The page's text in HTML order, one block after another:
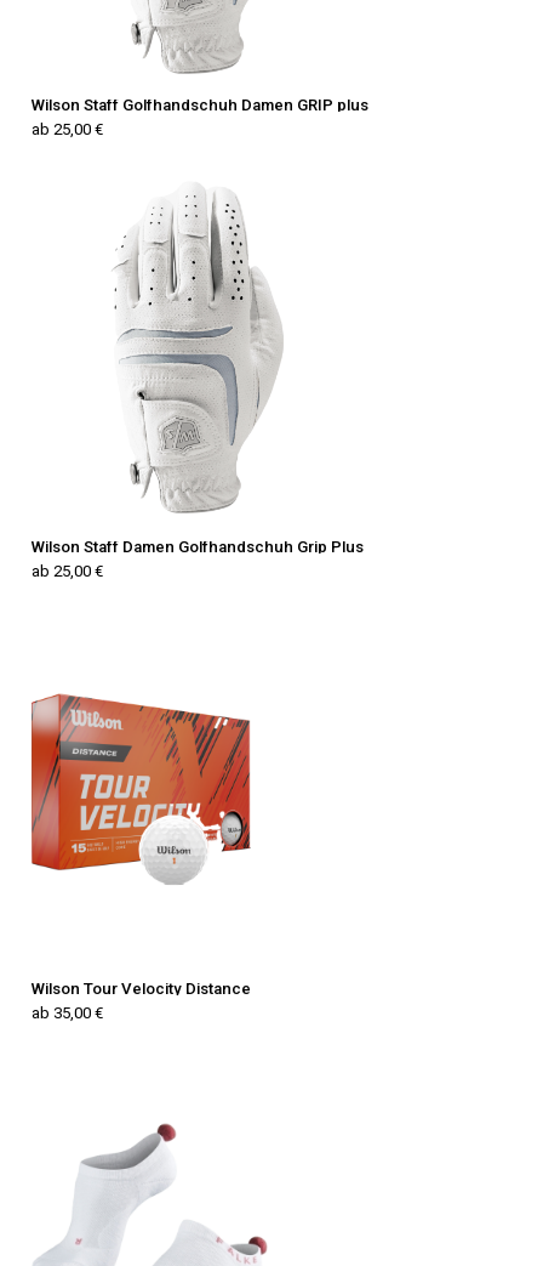
Wilson Staff Golfhandschuh Damen GRIP plus
ab 25,00 €
Wilson Staff Damen Golfhandschuh Grip Plus
ab 25,00 €
Wilson Tour Velocity Distance
ab 35,00 €